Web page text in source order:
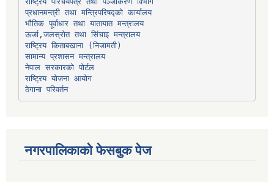
प्रधानमन्त्री तथा मन्त्रिपरिषद्को कार्यालय
भौतिक पूर्वाधार तथा यातायात मन्त्रालय
ऊर्जा,जलस्रोत तथा सिंचाइ मन्त्रालय
सामान्य प्रशासन मन्त्रालय
नेपाल सरकारको पोर्टल
राष्ट्रिय योजना आयोग
ठेगाना परिवर्तन
नगरपालिकाको फेसबुक पेज